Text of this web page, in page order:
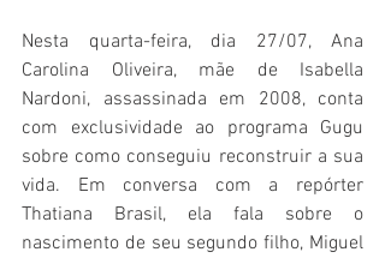
Nesta quarta-feira, dia 27/07, Ana
Carolina Oliveira, mãe de Isabella
Nardoni, assassinada em 2008, conta
com exclusividade ao programa Gugu
sobre como conseguiu reconstruir a sua
vida. Em conversa com a repórter
Thatiana Brasil, ela fala sobre o
nascimento de seu segundo filho, Miguel